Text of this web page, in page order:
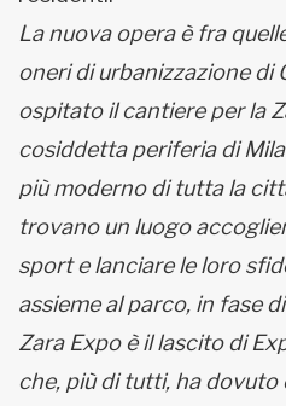
La nuova opera è fra
oneri di urbanizzazione di
ospitato il cantiere per la
cosiddetta periferia di
più moderno di tutta la
trovano un luogo
sport e lanciare le loro
assieme al parco, in fase
Zara Expo è il lascito di
che, più di tutti, ha